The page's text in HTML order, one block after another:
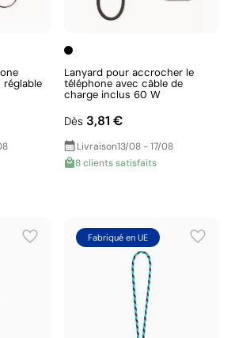
Lanyard pour accrocher le
téléphone avec câble de
charge inclus 60 W
Dès 3,81 €
Livraison13/08 - 17/08
8 clients satisfaits
Fabriqué en UE